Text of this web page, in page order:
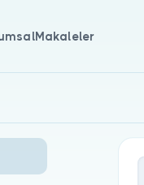
Makaleler